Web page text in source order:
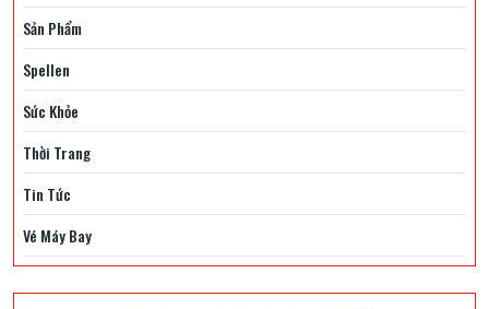
Sản Phẩm
Spellen
Sức Khỏe
Thời Trang
Tin Tức
Vé Máy Bay